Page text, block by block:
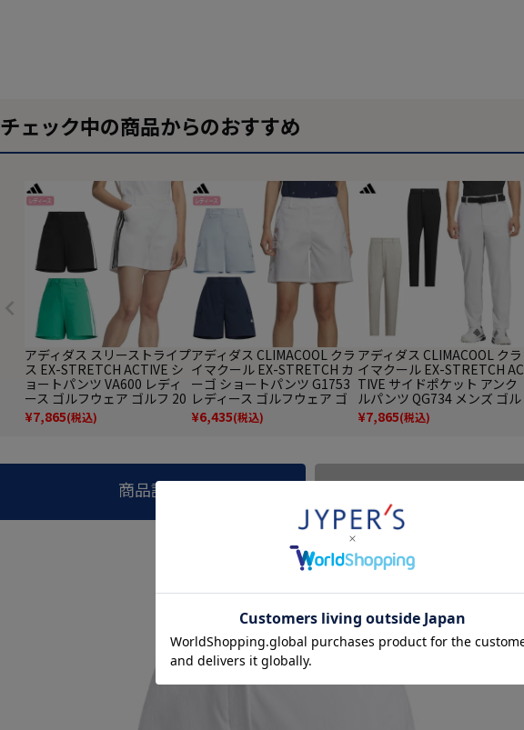
チェック中の商品からのおすすめ
アディダス スリーストライプ
ス EX-STRETCH ACTIVE シ
ョートパンツ VA600 レディ
ース ゴルフウェア ゴルフ 20
26春夏モデル adidas 日本正
規品
¥7,865(税込)
アディダス CLIMACOOL クラ
イマクール EX-STRETCH カ
ーゴ ショートパンツ G1753
レディース ゴルフウェア ゴ
ルフ 2026春夏モデル adidas
日本正規品
¥6,435(税込)
アディダス CLIMACOOL クラ
イマクール EX-STRETCH AC
TIVE サイドポケット アンク
ルパンツ QG734 メンズ ゴル
フウェア ゴルフ 2026春夏モ
デル adidas 日本正規品
¥7,865(税込)
商品説明